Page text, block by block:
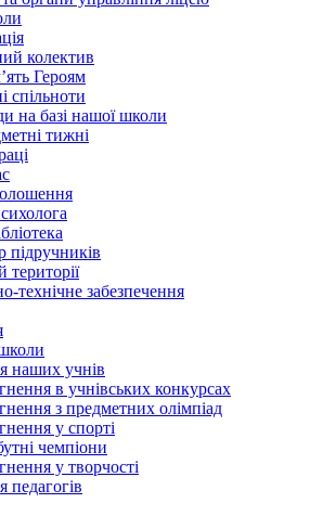
колектив
Героям
спільноти
на базі нашої школи
тижні
підручників
території
технічне забезпечення
наших учнів
в учнівських конкурсах
з предметних олімпіад
у спорті
чемпіони
у творчості
педагогів